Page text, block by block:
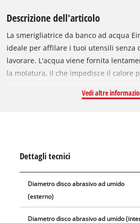
Descrizione dell'articolo
La smerigliatrice da banco ad acqua
ideale per affilare i tuoi utensili senza
lavorare. L'acqua viene fornita
la molatura, il che impedisce il calore
molatura di un'ampia gamma di
gomma assorbono le vibrazioni e
eretta sicura e stabile. Il prodotto
una mola a umido a grana fine a
per la rimozione delle sbavature.
Vedi altre
Dettagli tecnici
Diametro disco abrasivo ad umido
(esterno)
Diametro disco abrasivo ad umido